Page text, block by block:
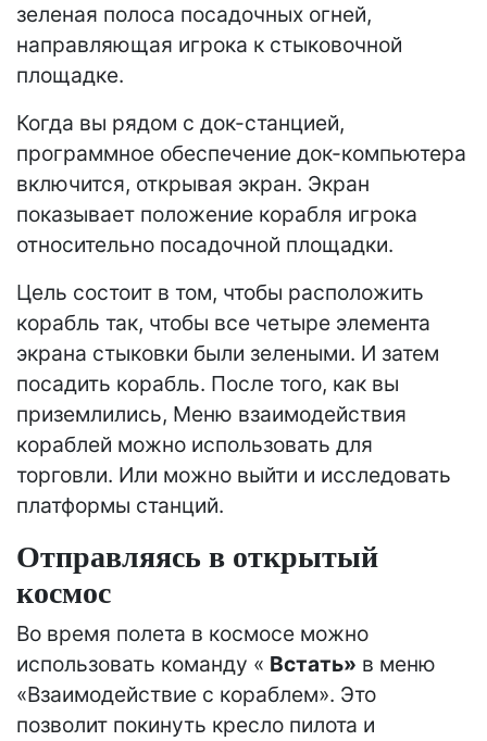
зеленая полоса посадочных огней,
направляющая игрока к стыковочной
площадке.
Когда вы рядом с док-станцией,
программное обеспечение док-компьютера
включится, открывая экран. Экран
показывает положение корабля игрока
относительно посадочной площадки.
Цель состоит в том, чтобы расположить
корабль так, чтобы все четыре элемента
экрана стыковки были зелеными. И затем
посадить корабль. После того, как вы
приземлились, Меню взаимодействия
кораблей можно использовать для
торговли. Или можно выйти и исследовать
платформы станций.
Отправляясь в открытый
космос
Во время полета в космосе можно
использовать команду « Встать» в меню
«Взаимодействие с кораблем». Это
позволит покинуть кресло пилота и